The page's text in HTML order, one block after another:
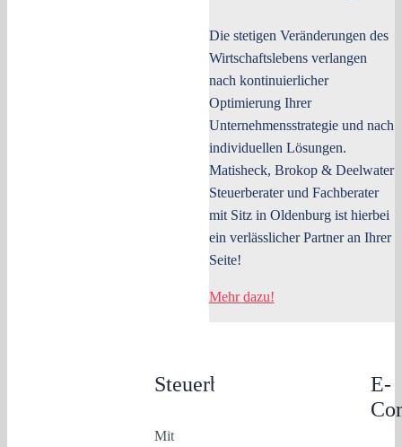
Die stetigen Veränderungen des
Wirtschaftslebens verlangen
nach kontinuierlicher
Optimierung Ihrer
Unternehmensstrategie und nach
individuellen Lösungen.
Matisheck, Brokop & Deelwater
Steuerberater und Fachberater
mit Sitz in Oldenburg ist hierbei
ein verlässlicher Partner an Ihrer
Seite!
Mehr dazu!
Steuerberatung
Mit
E-